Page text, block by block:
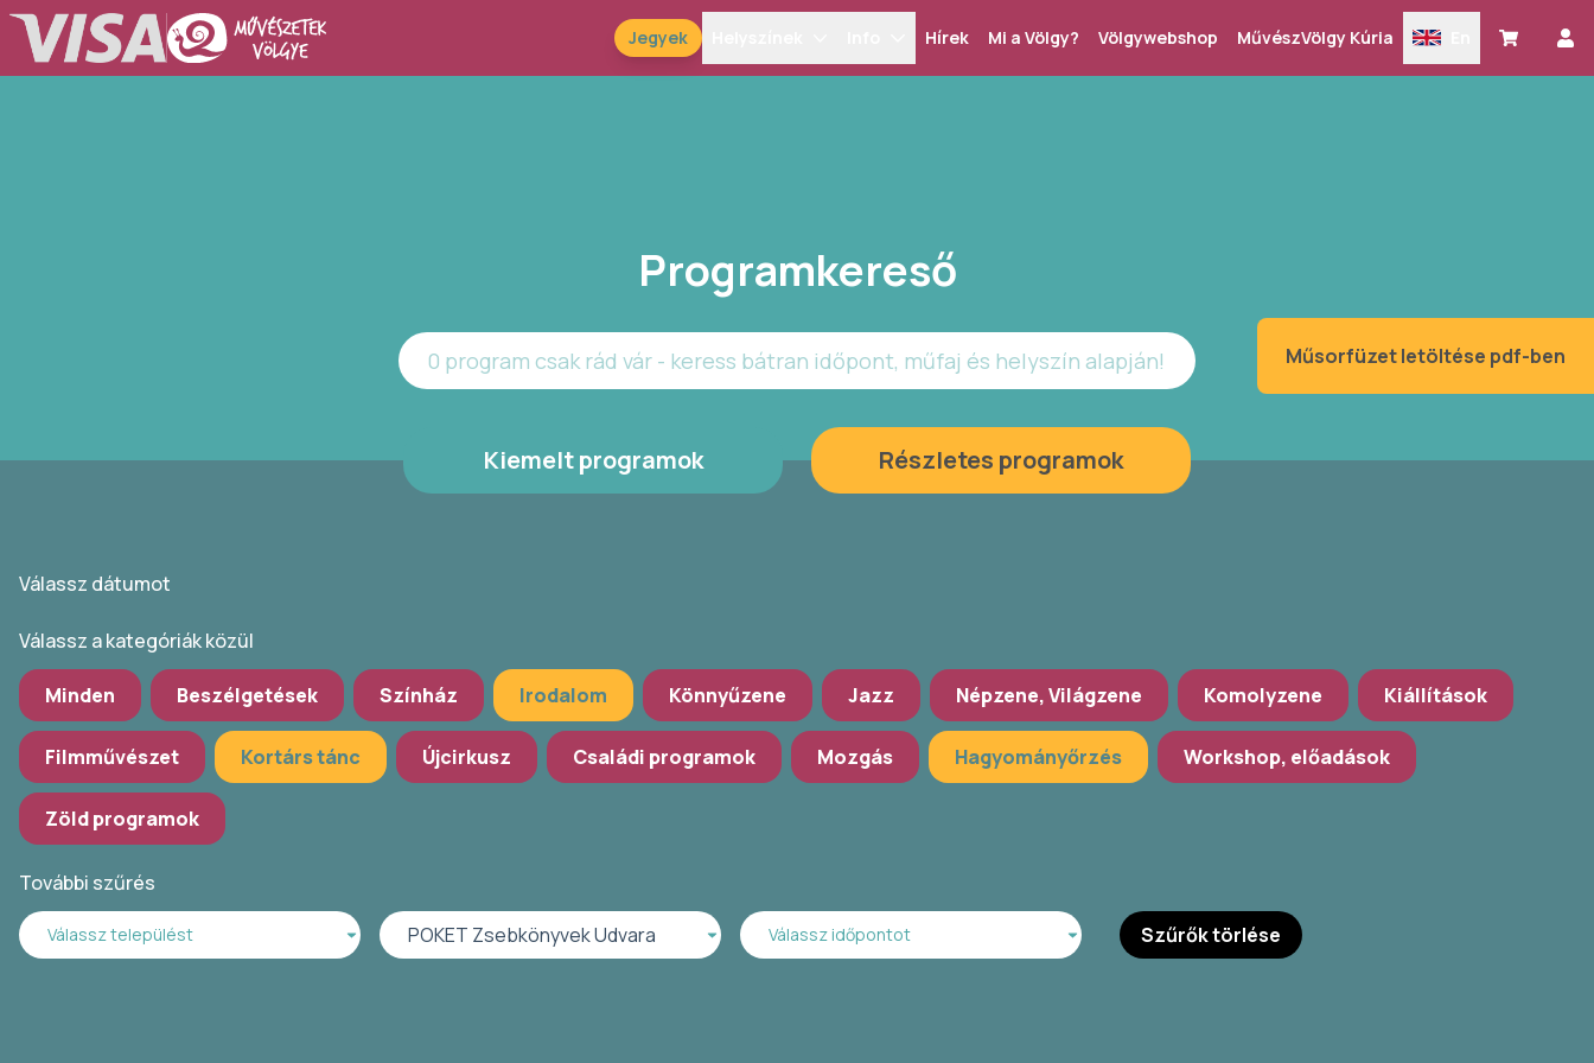
Jegyek Hírek Mi a Völgy? Völgywebshop MűvészVölgy Kúria
Programkereső
0 program csak rád vár - keress bátran időpont, műfaj és helyszín alapján!
Kiemelt programok Részletes programok
Műsorfüzet letöltése pdf-ben
Válassz dátumot
Válassz a kategóriák közül
Minden Beszélgetések Színház Irodalom Könnyűzene Jazz Népzene, Világzene Komolyzene Kiállítások
Filmművészet Kortárs tánc Újcirkusz Családi programok Mozgás Hagyományőrzés Workshop, előadások
Zöld programok
További szűrés
Válassz települést POKET Zsebkönyvek Udvara Válassz időpontot Szűrők törlése